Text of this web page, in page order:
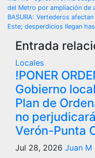
de
entradas
del Metro por ampliación de
BASURA: Vertederos
Este; desperdicios llegan
Entrada
Locales
!PONER
Gobierno
Plan de
no
Verón-Punta
Jul 28, 2026 Juan M